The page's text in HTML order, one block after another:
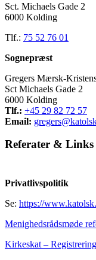
Sct. Michaels Gade 2
6000 Kolding
Tlf.: 75 52 76 01
Sognepræst
Gregers Mærsk-
Sct Michaels Gade 2
6000 Kolding
Tlf.: +45 29 82 72 57
Email:
Referater & Links
Privatlivspolitik
Se: https://
Menighedsrådsmøde
Kirkeskat –